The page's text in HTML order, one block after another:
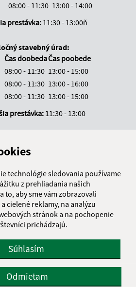
technológie sledovania používame
z prehliadania našich
to, aby sme vám zobrazovali
cielené reklamy, na analýzu
stránok a na pochopenie
prichádzajú.
Súhlasím
Odmietam
08:00 - 11:30 13:00 - 14:00
prestávka: 11:30 - 13:00ň
stavebný úrad:
Čas doobedaČas poobede
08:00 - 11:30 13:00 - 15:00
08:00 - 11:30 13:00 - 16:00
08:00 - 11:30 13:00 - 15:00
prestávka: 11:30 - 13:00
Kontakt:
Hlavná 33
Pečovská Nová Ves
+421 514 583 121
IČO: 00327590